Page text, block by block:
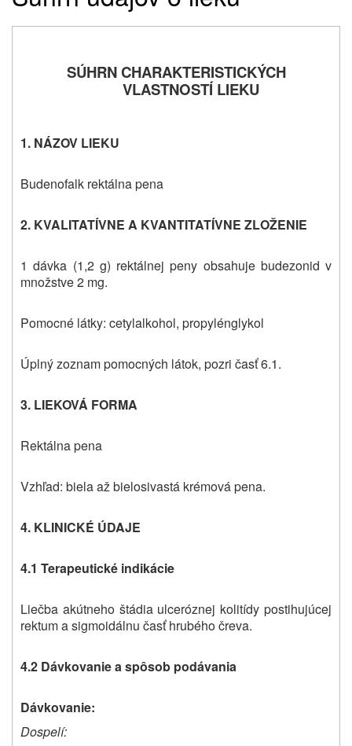
SÚHRN CHARAKTERISTICKÝCH
VLASTNOSTÍ LIEKU
1. NÁZOV LIEKU
Budenofalk rektálna pena
2. KVALITATÍVNE A KVANTITATÍVNE ZLOŽENIE
1 dávka (1,2 g) rektálnej peny obsahuje budezonid v
množstve 2 mg.
Pomocné látky: cetylalkohol, propylénglykol
Úplný zoznam pomocných látok, pozri časť 6.1.
3. LIEKOVÁ FORMA
Rektálna pena
Vzhľad: biela až bielosivastá krémová pena.
4. KLINICKÉ ÚDAJE
4.1 Terapeutické indikácie
Liečba akútneho štádia ulceróznej kolitídy postihujúcej
rektum a sigmoidálnu časť hrubého čreva.
4.2 Dávkovanie a spôsob podávania
Dávkovanie:
Dospelí: